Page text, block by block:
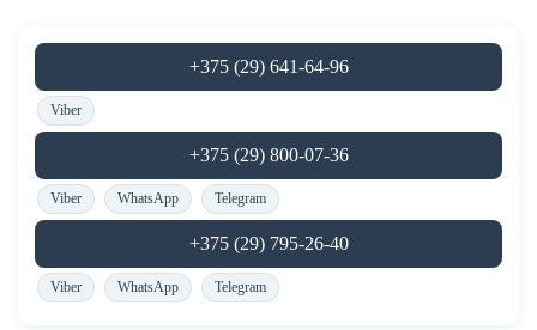
+375 (29) 641-64-96
Viber
+375 (29) 800-07-36
Viber WhatsApp Telegram
+375 (29) 795-26-40
Viber WhatsApp Telegram